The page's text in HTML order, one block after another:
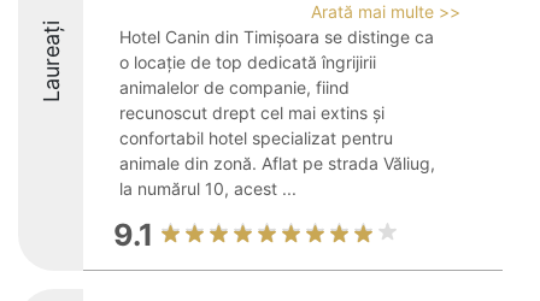
Laureați
Arată mai multe >>
Hotel Canin din Timișoara se distinge ca
o locație de top dedicată îngrijirii
animalelor de companie, fiind
recunoscut drept cel mai extins și
confortabil hotel specializat pentru
animale din zonă. Aflat pe strada Văliug,
la numărul 10, acest ...
9.1